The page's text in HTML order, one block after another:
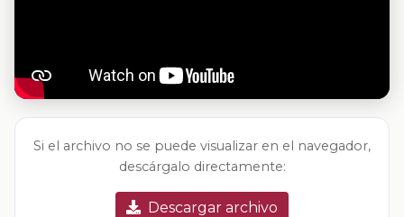
Si el archivo no se puede visualizar en el navegador,
descárgalo directamente:
Descargar archivo